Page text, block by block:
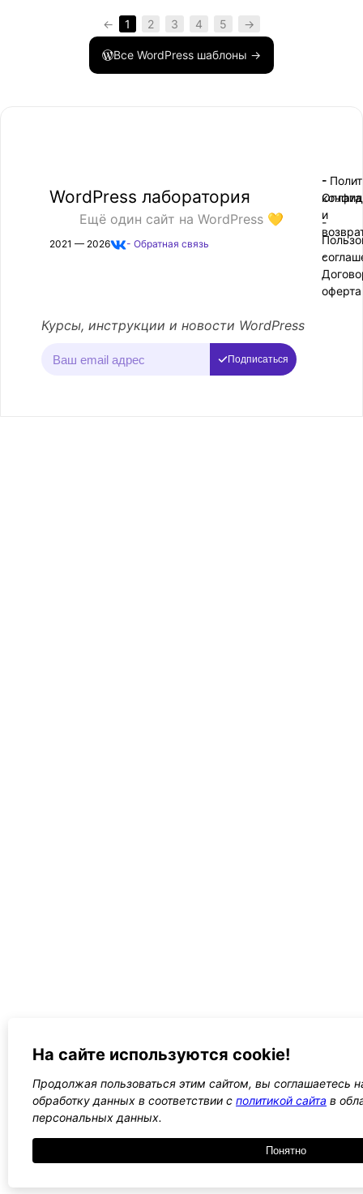
← 1 2 3 4 5 →
Все WordPress шаблоны →
WordPress лаборатория
Ещё один сайт на WordPress 💛
2021 — 2026 - Обратная связь
-
-
-
Оплата
и
-
оферта
Курсы, инструкции и новости WordPress
Подписаться
На сайте используются cookie!
Продолжая пользоваться этим сайтом, вы соглашаетесь
обработку данных в соответствии с политикой сайта в
персональных данных.
Понятно